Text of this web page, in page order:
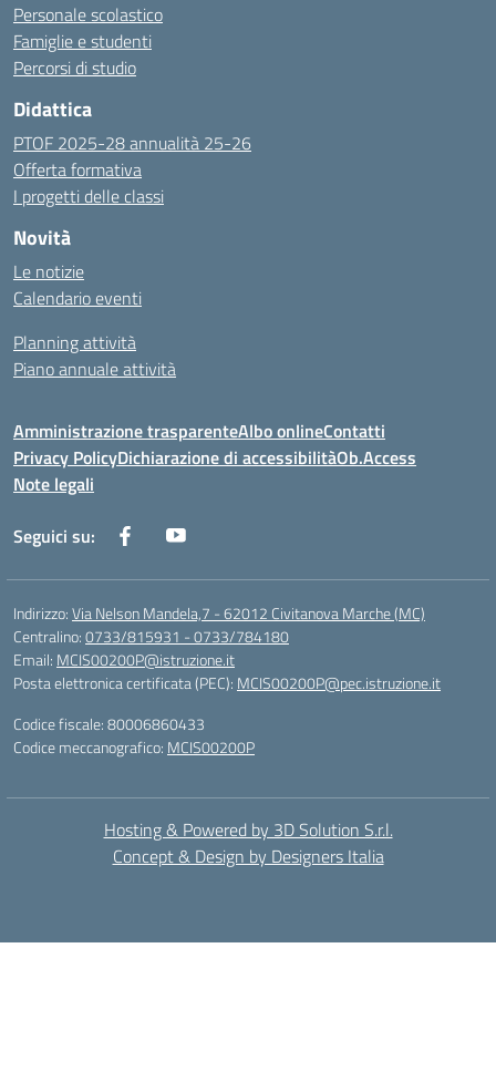
Personale scolastico
Famiglie e studenti
Percorsi di studio
Didattica
PTOF 2025-28 annualità 25-26
Offerta formativa
I progetti delle classi
Novità
Le notizie
Calendario eventi
Planning attività
Piano annuale attività
Amministrazione trasparenteAlbo onlineContatti
Privacy PolicyDichiarazione di accessibilitàOb.Access
Note legali
Seguici su:
Indirizzo:Via Nelson Mandela,7 - 62012 Civitanova Marche (MC)
Centralino:0733/815931 - 0733/784180
Email: MCIS00200P@istruzione.it
Posta elettronica certificata (PEC): MCIS00200P@pec.istruzione.it
Codice fiscale: 80006860433
Codice meccanografico: MCIS00200P
Hosting & Powered by 3D Solution S.r.l.
Concept & Design by Designers Italia